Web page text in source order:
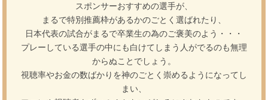
スポンサーおすすめの選手が、
まるで特別推薦枠があるかのごとく選ばれたり、
日本代表の試合がまるで卒業生の為のご褒美のよう・・・
プレーしている選手の中にも白けてしまう人がでるのも無理
からぬことでしょう。
視聴率やお金の数ばかりを神のごとく崇めるようになってし
まい、